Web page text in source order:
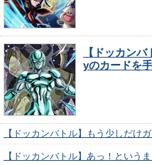
【ドッカン
yのカードを
【ドッカンバトル】もう少しだけ
【ドッカンバトル】あっ！という